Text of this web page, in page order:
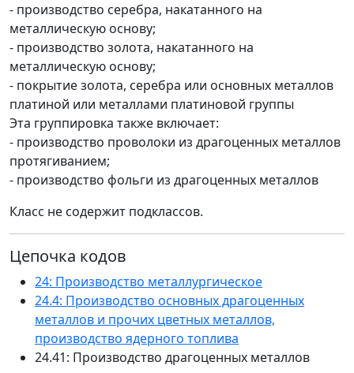
- производство серебра, накатанного на
металлическую основу;
- производство золота, накатанного на
металлическую основу;
- покрытие золота, серебра или основных металлов
платиной или металлами платиновой группы
Эта группировка также включает:
- производство проволоки из драгоценных металлов
протягиванием;
- производство фольги из драгоценных металлов
Класс не содержит подклассов.
Цепочка кодов
24: Производство металлургическое
24.4: Производство основных драгоценных
металлов и прочих цветных металлов,
производство ядерного топлива
24.41: Производство драгоценных металлов